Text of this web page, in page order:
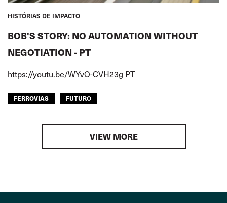
HISTÓRIAS DE IMPACTO
BOB'S STORY: NO AUTOMATION WITHOUT
NEGOTIATION - PT
https://youtu.be/WYvO-CVH23g PT
FERROVIAS FUTURO
VIEW MORE